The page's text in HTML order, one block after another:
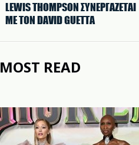
LEWIS THOMPSON ΣΥΝΕΡΓAΖΕΤΑΙ
ΜΕ ΤΟΝ DAVID GUETTA
MOST READ